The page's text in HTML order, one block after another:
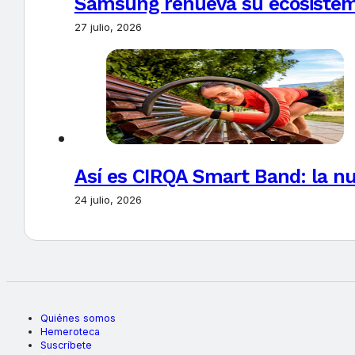
27 julio, 2026
Así es CIRQA Smart Band: la
24 julio, 2026
Quiénes somos
Hemeroteca
Suscríbete